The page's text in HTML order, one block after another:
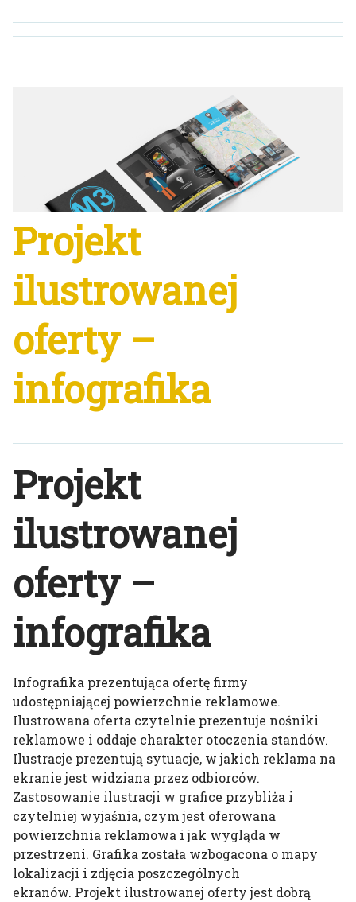
Projekt
ilustrowanej
oferty –
infografika
Projekt
ilustrowanej
oferty –
infografika
Infografika prezentująca ofertę firmy
udostępniającej powierzchnie reklamowe.
Ilustrowana oferta czytelnie prezentuje nośniki
reklamowe i oddaje charakter otoczenia standów.
Ilustracje prezentują sytuacje, w jakich reklama na
ekranie jest widziana przez odbiorców.
Zastosowanie ilustracji w grafice przybliża i
czytelniej wyjaśnia, czym jest oferowana
powierzchnia reklamowa i jak wygląda w
przestrzeni. Grafika została wzbogacona o mapy
lokalizacji i zdjęcia poszczególnych
ekranów. Projekt ilustrowanej oferty jest dobrą